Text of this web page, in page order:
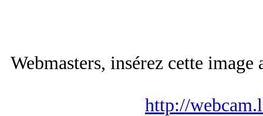
Webmasters, insérez cette
http://